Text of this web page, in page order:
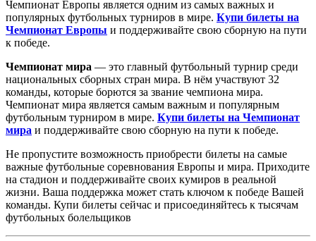
Чемпионат Европы является одним из самых важных и
популярных футбольных турниров в мире. Купи билеты на
Чемпионат Европы и поддерживайте свою сборную на пути
к победе.
Чемпионат мира — это главный футбольный турнир среди
национальных сборных стран мира. В нём участвуют 32
команды, которые борются за звание чемпиона мира.
Чемпионат мира является самым важным и популярным
футбольным турниром в мире. Купи билеты на Чемпионат
мира и поддерживайте свою сборную на пути к победе.
Не пропустите возможность приобрести билеты на самые
важные футбольные соревнования Европы и мира. Приходите
на стадион и поддерживайте своих кумиров в реальной
жизни. Ваша поддержка может стать ключом к победе Вашей
команды. Купи билеты сейчас и присоединяйтесь к тысячам
футбольных болельщиков